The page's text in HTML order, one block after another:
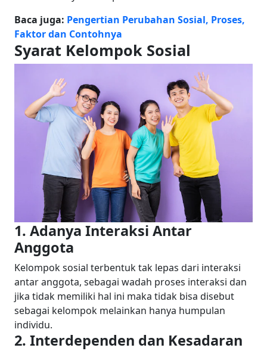
Baca juga: Pengertian Perubahan Sosial, Proses,
Faktor dan Contohnya
Syarat Kelompok Sosial
1. Adanya Interaksi Antar
Anggota
Kelompok sosial terbentuk tak lepas dari interaksi
antar anggota, sebagai wadah proses interaksi dan
jika tidak memiliki hal ini maka tidak bisa disebut
sebagai kelompok melainkan hanya humpulan
individu.
2. Interdependen dan Kesadaran